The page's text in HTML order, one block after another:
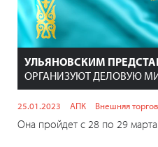
УЛЬЯНОВСКИМ
ОРГАНИЗУЮТ ДЕЛОВУЮ
25.01.2023 АПК Внешняя
Она пройдет с 28 по 29 марта